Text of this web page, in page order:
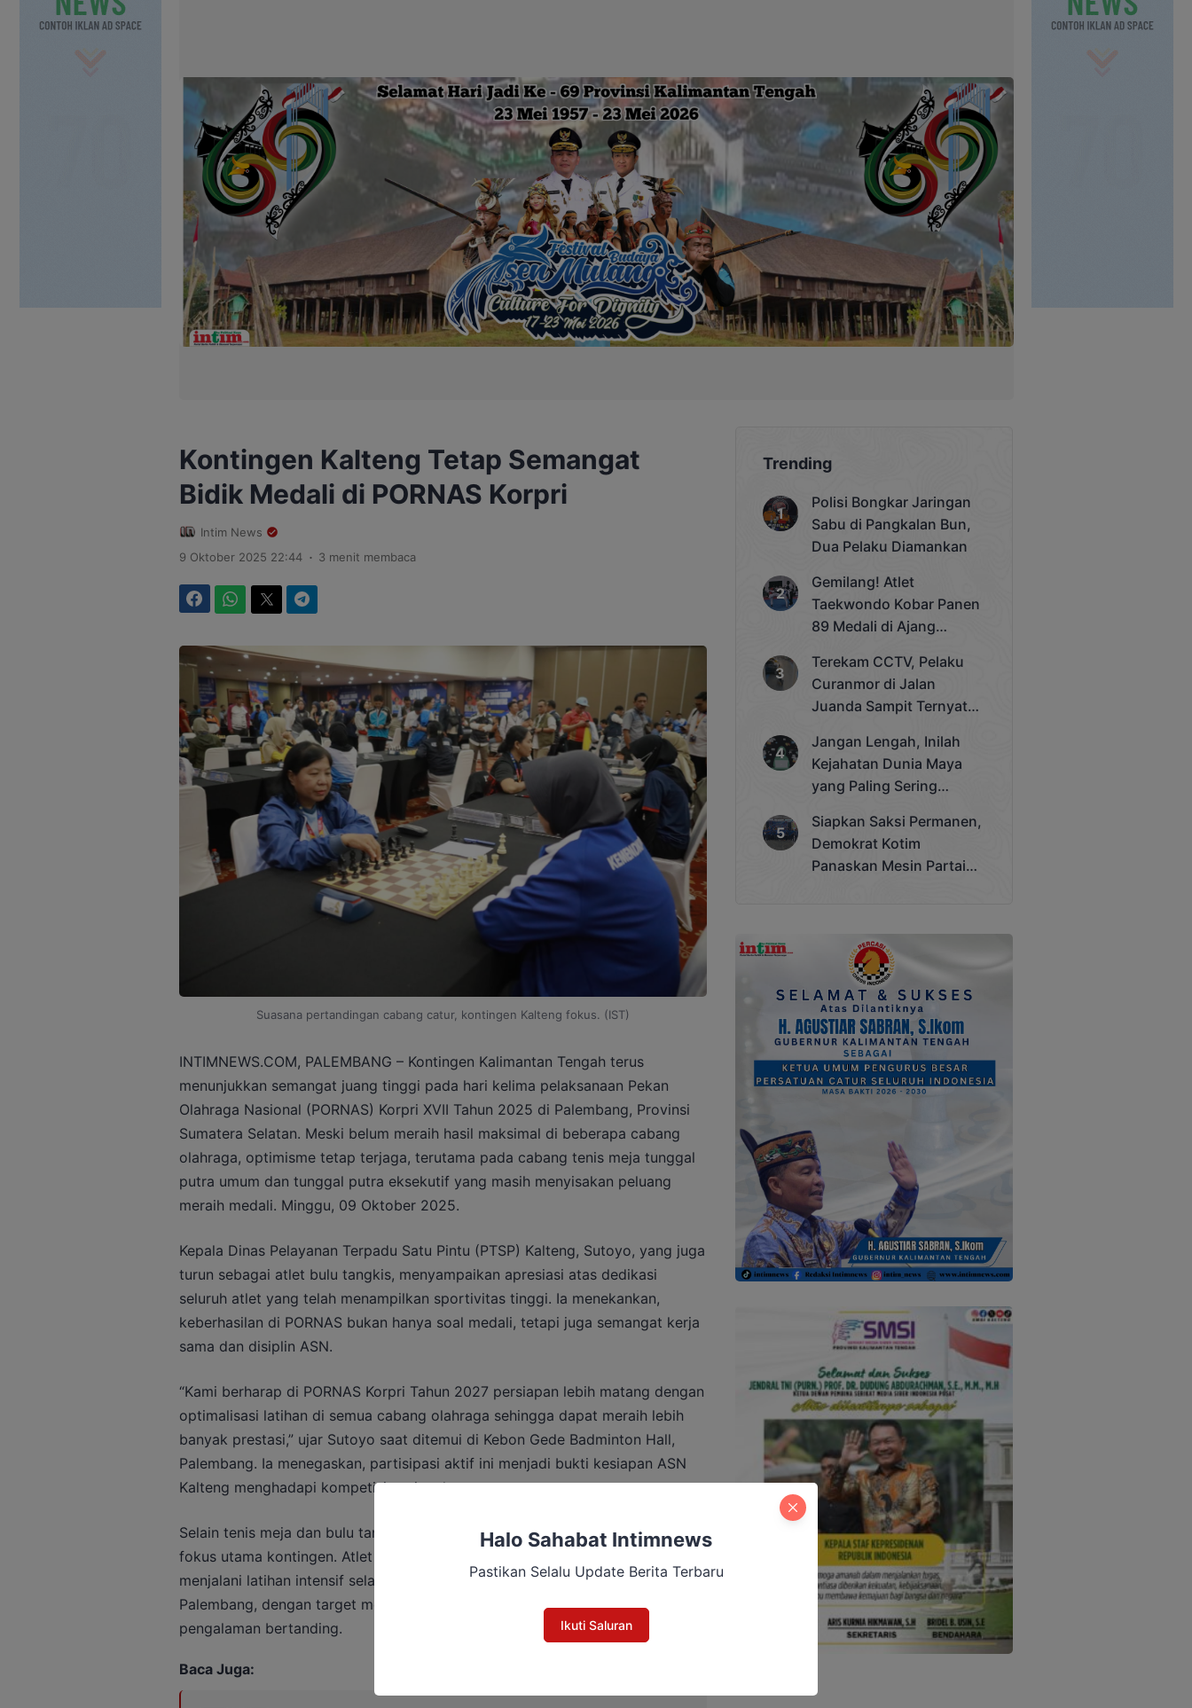
Kontingen Kalteng Tetap Semangat
Bidik Medali di PORNAS Korpri
Intim News
9 Oktober 2025 22:44 . 3 menit membaca
Suasana pertandingan cabang catur, kontingen Kalteng fokus. (IST)
INTIMNEWS.COM, PALEMBANG – Kontingen Kalimantan Tengah terus
menunjukkan semangat juang tinggi pada hari kelima pelaksanaan Pekan
Olahraga Nasional (PORNAS) Korpri XVII Tahun 2025 di Palembang, Provinsi
Sumatera Selatan. Meski belum meraih hasil maksimal di beberapa cabang
olahraga, optimisme tetap terjaga, terutama pada cabang tenis meja tunggal
putra umum dan tunggal putra eksekutif yang masih menyisakan peluang
meraih medali. Minggu, 09 Oktober 2025.
Kepala Dinas Pelayanan Terpadu Satu Pintu (PTSP) Kalteng, Sutoyo, yang juga
turun sebagai atlet bulu tangkis, menyampaikan apresiasi atas dedikasi
seluruh atlet yang telah menampilkan sportivitas tinggi. Ia menekankan,
keberhasilan di PORNAS bukan hanya soal medali, tetapi juga semangat kerja
sama dan disiplin ASN.
“Kami berharap di PORNAS Korpri Tahun 2027 persiapan lebih matang dengan
optimalisasi latihan di semua cabang olahraga sehingga dapat meraih lebih
banyak prestasi,” ujar Sutoyo saat ditemui di Kebon Gede Badminton Hall,
Palembang. Ia menegaskan, partisipasi aktif ini menjadi bukti kesiapan ASN
Kalteng menghadapi kompetisi nasional.
Selain tenis meja dan bulu tangkis, cabang olahraga renang juga menjadi
fokus utama kontingen. Atlet renang, Jumri, mengungkapkan bahwa tim telah
menjalani latihan intensif selama satu bulan sebelum keberangkatan ke
Palembang, dengan target meningkatkan prestasi dan memperluas
pengalaman bertanding.
Baca Juga:
Trending
Polisi Bongkar Jaringan
Sabu di Pangkalan Bun,
Dua Pelaku Diamankan
Gemilang! Atlet
Taekwondo Kobar Panen
89 Medali di Ajang
Cup 2025
Terekam CCTV, Pelaku
Curanmor di Jalan
Juanda Sampit Ternyata
Jangan Lengah, Inilah
Kejahatan Dunia Maya
yang Paling Sering
Siapkan Saksi Permanen,
Demokrat Kotim
Panaskan Mesin Partai
Halo Sahabat Intimnews
Pastikan Selalu Update Berita Terbaru
Ikuti Saluran